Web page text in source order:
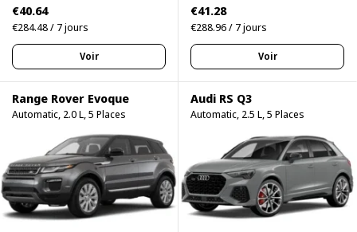
€40.64
€284.48 / 7 jours
Voir
€41.28
€288.96 / 7 jours
Voir
Range Rover Evoque
Automatic, 2.0 L, 5 Places
Audi RS Q3
Automatic, 2.5 L, 5 Places